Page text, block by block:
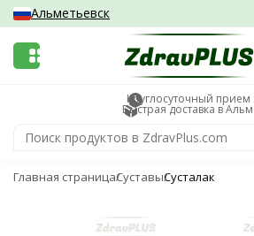
Альметьевск
Круглосуточный прием
Быстрая доставка в
Главная страницаСуставыСусталак